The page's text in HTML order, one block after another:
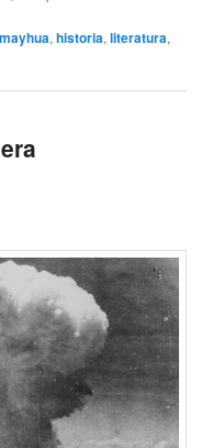
,historia,literatura,